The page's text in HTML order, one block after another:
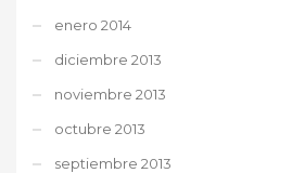
enero 2014
diciembre 2013
noviembre 2013
octubre 2013
septiembre 2013